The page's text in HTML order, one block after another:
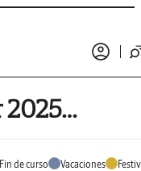
Calendario escolar 2025 de La Orotava
Fin de curso Vacaciones